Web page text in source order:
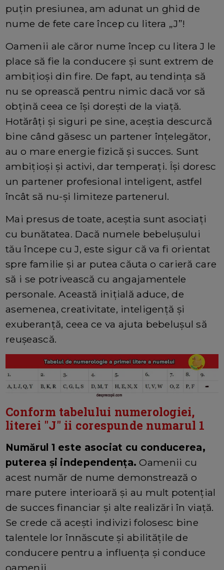
puțin presiunea, am adunat un ghid de
nume de fete care încep cu litera „J”!
Oamenii ale căror nume încep cu litera J le
place să fie la conducere și sunt extrem de
ambițioși din fire. De fapt, au tendința să
nu se oprească pentru nimic dacă vor să
obțină ceea ce își dorești de la viață.
Hotărâți și siguri pe sine, aceștia descurcă
bine când găsesc un partener înțelegător,
au o mare energie fizică și succes. Sunt
ambițioși și activi, dar temperați. Își doresc
un partener profesional inteligent, astfel
încât să nu-și limiteze partenerul.
Mai presus de toate, aceștia sunt asociați
cu bunătatea. Dacă numele bebelușului
tău începe cu J, este sigur că va fi orientat
spre familie și ar putea căuta o carieră care
să i se potrivească cu angajamentele
personale. Această inițială aduce, de
asemenea, creativitate, inteligență și
exuberanță, ceea ce va ajuta bebelușul să
reușească.
Conform tabelului numerologiei,
literei "J" ii corespunde numarul 1
Numărul 1 este asociat cu conducerea,
puterea și independența. Oamenii cu
acest număr de nume demonstrează o
mare putere interioară și au mult potențial
de succes financiar și alte realizări în viață.
Se crede că acești indivizi folosesc bine
talentele lor înnăscute și abilitățile de
conducere pentru a influența și conduce
oamenii.